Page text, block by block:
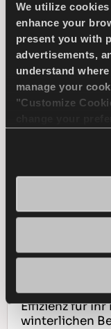
We utilize
enhance your
present you with
advertisements,
understand
manage your
"Customize
LANGE
HALTBARKEIT
TROCKEN
HÄNDLER
Zuverlässiger
Effizienz für
winterlichen